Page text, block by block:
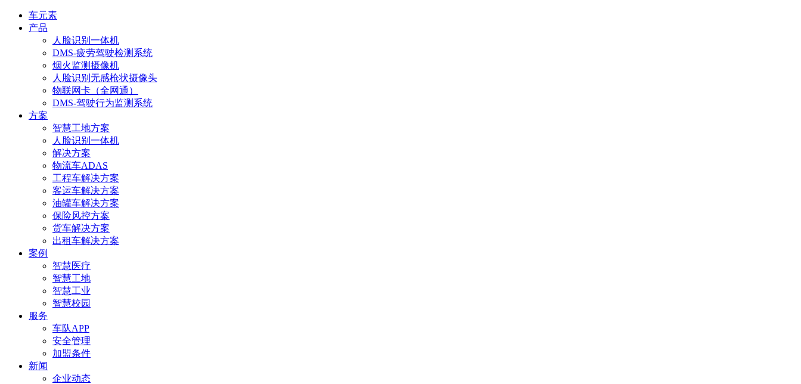
车元素
产品
人脸识别一体机
DMS-疲劳驾驶检测系统
烟火监测摄像机
人脸识别无感枪状摄像头
物联网卡（全网通）
DMS-驾驶行为监测系统
方案
智慧工地方案
人脸识别一体机
解决方案
物流车ADAS
工程车解决方案
客运车解决方案
油罐车解决方案
保险风控方案
货车解决方案
出租车解决方案
案例
智慧医疗
智慧工地
智慧工业
智慧校园
服务
车队APP
安全管理
加盟条件
新闻
企业动态